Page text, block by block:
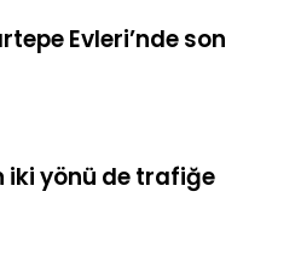
Evleri’nde son
iki yönü de trafiğe